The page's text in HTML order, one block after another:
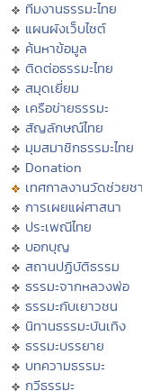
ทีมงานธรรมะไทย
แผนผังเว็บไซต์
ค้นหาข้อมูล
ติดต่อธรรมะไทย
สมุดเยี่ยม
เครือข่ายธรรมะ
สัญลักษณ์ไทย
มุมสมาชิกธรรมะไทย
Donation
เทศกาลงานวัดช่วยช
การเผยแผ่ศาสนา
ประเพณีไทย
บอกบุญ
สถานปฏิบัติธรรม
ธรรมะจากหลวงพ่อ
ธรรมะกับเยาวชน
นิทานธรรมะบันเทิง
ธรรมะบรรยาย
บทความธรรมะ
กวีธรรมะ